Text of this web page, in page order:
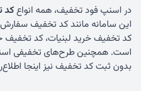
در اسنپ فود تخفیف، همه انواعکد
این سامانه مانند کد تخفیف
کد تخفیف خرید لبنیات، کد
است. همچنین طرح‌های تخفیفی
بدون ثبت کد تخفیف نیز اینجا